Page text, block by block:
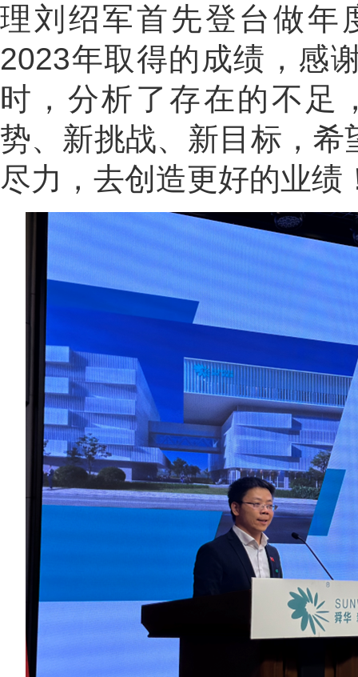
理刘绍军首先登台做年
2023年取得的成绩，感
时，分析了存在的不足
势、新挑战、新目标，
尽力，去创造更好的业绩